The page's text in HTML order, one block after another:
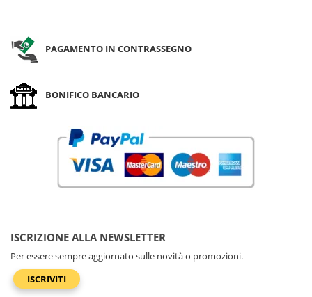
PAGAMENTO IN CONTRASSEGNO
BONIFICO BANCARIO
ISCRIZIONE ALLA NEWSLETTER
Per essere sempre aggiornato sulle novità o promozioni.
ISCRIVITI